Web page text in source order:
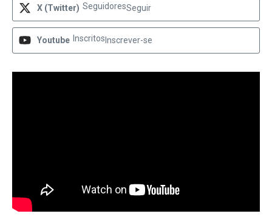
X (Twitter) SeguidoresSeguir
Youtube Inscritos Inscrever-se